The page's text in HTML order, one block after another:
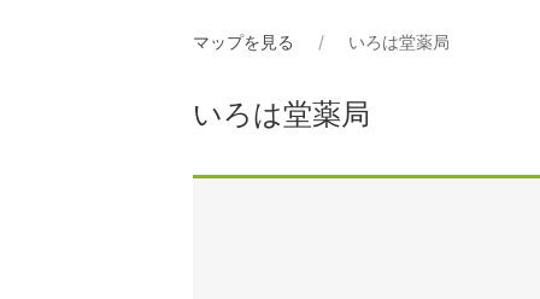
マップを見る いろは堂薬局
いろは堂薬局